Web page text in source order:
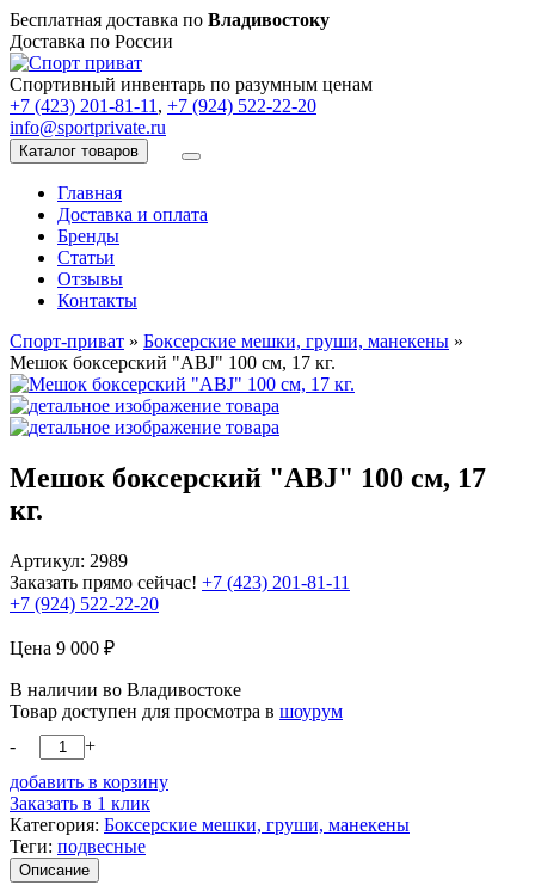
Бесплатная доставка по Владивостоку
Доставка по России
Спортивный инвентарь по разумным ценам
+7 (423) 201-81-11 , +7 (924) 522-22-20
info@sportprivate.ru
Каталог товаров
Главная
Доставка и оплата
Бренды
Статьи
Отзывы
Контакты
Спорт-приват » Боксерские мешки, груши, манекены »
Мешок боксерский "ABJ" 100 см, 17 кг.
Мешок боксерский "ABJ" 100 см, 17
кг.
Артикул: 2989
Заказать прямо сейчас! +7 (423) 201-81-11
+7 (924) 522-22-20
Цена 9 000 ₽
В наличии во Владивостоке
Товар доступен для просмотра в шоурум
-
+
добавить в корзину
Заказать в 1 клик
Категория: Боксерские мешки, груши, манекены
Теги: подвесные
Описание